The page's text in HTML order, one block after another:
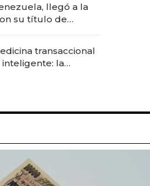
llegó a la
su título de
premium"
transaccional
la